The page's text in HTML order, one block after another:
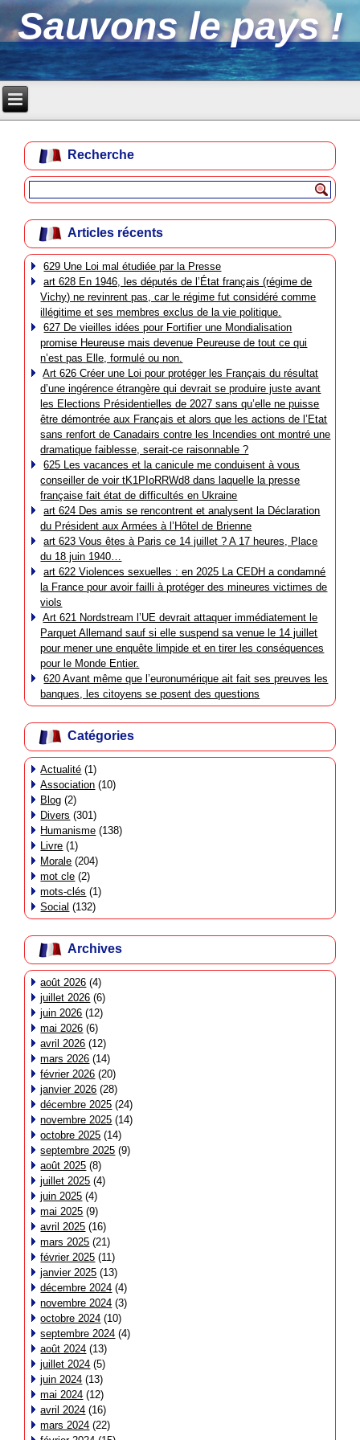
Sauvons le pays !
Recherche
Articles récents
629 Une Loi mal étudiée par la Presse
art 628 En 1946, les députés de l’État français (régime de
Vichy) ne revinrent pas, car le régime fut considéré comme
illégitime et ses membres exclus de la vie politique.
627 De vieilles idées pour Fortifier une Mondialisation
promise Heureuse mais devenue Peureuse de tout ce qui
n’est pas Elle, formulé ou non.
Art 626 Créer une Loi pour protéger les Français du résultat
d’une ingérence étrangère qui devrait se produire juste avant
les Elections Présidentielles de 2027 sans qu’elle ne puisse
être démontrée aux Français et alors que les actions de l’Etat
sans renfort de Canadairs contre les Incendies ont montré une
dramatique faiblesse, serait-ce raisonnable ?
625 Les vacances et la canicule me conduisent à vous
conseiller de voir tK1PIoRRWd8 dans laquelle la presse
française fait état de difficultés en Ukraine
art 624 Des amis se rencontrent et analysent la Déclaration
du Président aux Armées à l’Hôtel de Brienne
art 623 Vous êtes à Paris ce 14 juillet ? A 17 heures, Place
du 18 juin 1940…
art 622 Violences sexuelles : en 2025 La CEDH a condamné
la France pour avoir failli à protéger des mineures victimes de
viols
Art 621 Nordstream l’UE devrait attaquer immédiatement le
Parquet Allemand sauf si elle suspend sa venue le 14 juillet
pour mener une enquête limpide et en tirer les conséquences
pour le Monde Entier.
620 Avant même que l’euronumérique ait fait ses preuves les
banques, les citoyens se posent des questions
Catégories
Actualité (1)
Association (10)
Blog (2)
Divers (301)
Humanisme (138)
Livre (1)
Morale (204)
mot cle (2)
mots-clés (1)
Social (132)
Archives
août 2026 (4)
juillet 2026 (6)
juin 2026 (12)
mai 2026 (6)
avril 2026 (12)
mars 2026 (14)
février 2026 (20)
janvier 2026 (28)
décembre 2025 (24)
novembre 2025 (14)
octobre 2025 (14)
septembre 2025 (9)
août 2025 (8)
juillet 2025 (4)
juin 2025 (4)
mai 2025 (9)
avril 2025 (16)
mars 2025 (21)
février 2025 (11)
janvier 2025 (13)
décembre 2024 (4)
novembre 2024 (3)
octobre 2024 (10)
septembre 2024 (4)
août 2024 (13)
juillet 2024 (5)
juin 2024 (13)
mai 2024 (12)
avril 2024 (16)
mars 2024 (22)